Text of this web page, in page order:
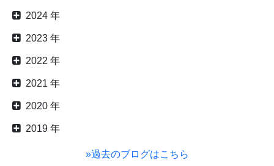
2024 年
2023 年
2022 年
2021 年
2020 年
2019 年
»過去のブログはこちら